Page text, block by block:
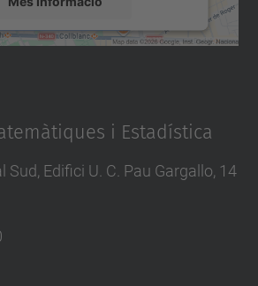
Accepta
by
i Estadística
Sud, Edifici U. C. Pau Gargallo, 14